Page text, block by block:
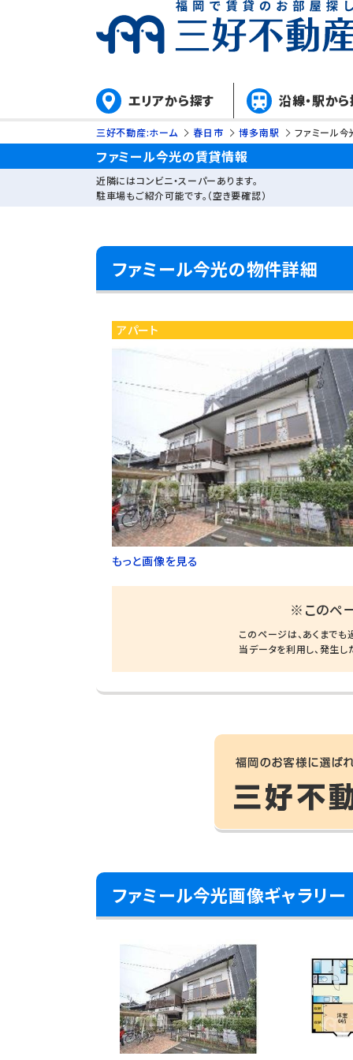
エリアから探す 沿線・駅か
三好不動産:ホーム 春日市 博多南駅 ファミール今
ファミール今光の賃貸情報
近隣にはコンビニ・スーパーあります。
駐車場もご紹介可能です。（空き要確認）
ファミール今光の物件詳細
アパート
もっと画像を見る
※このペ
このページは、あくまで
当データを利用し、発生
ファミール今光画像ギャラリー